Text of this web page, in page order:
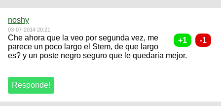
noshy
03-07-2014 20:21
Che ahora que la veo por segunda vez, me
parece un poco largo el Stem, de que largo
es? y un poste negro seguro que le quedaria mejor.